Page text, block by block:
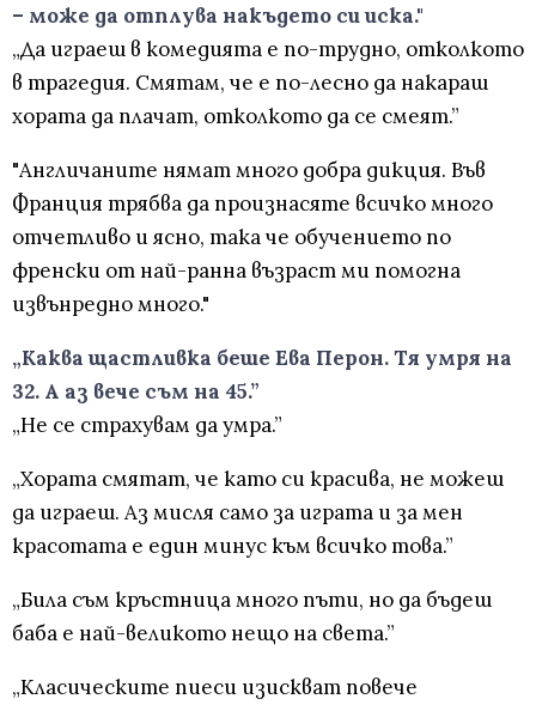
– може да отплува накъдето си иска."
„Да играеш в комедията е по-трудно, отколкото
в трагедия. Смятам, че е по-лесно да накараш
хората да плачат, отколкото да се смеят.”
"Англичаните нямат много добра дикция. Във
Франция трябва да произнасяте всичко много
отчетливо и ясно, така че обучението по
френски от най-ранна възраст ми помогна
извънредно много."
„Каква щастливка беше Ева Перон. Тя умря на
32. А аз вече съм на 45.”
„Не се страхувам да умра.”
„Хората смятат, че като си красива, не можеш
да играеш. Аз мисля само за играта и за мен
красотата е един минус към всичко това.”
„Била съм кръстница много пъти, но да бъдеш
баба е най-великото нещо на света.”
„Класическите пиеси изискват повече